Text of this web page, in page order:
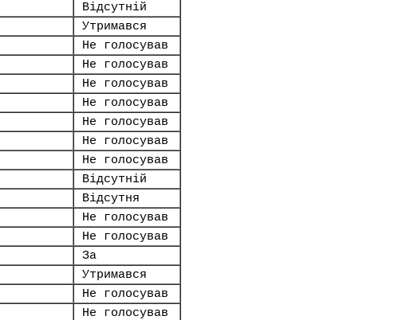
Відсутній
Утримався
Не голосував
Не голосував
Не голосував
Не голосував
Не голосував
Не голосував
Не голосував
Відсутній
Відсутня
Не голосував
Не голосував
За
Утримався
Не голосував
Не голосував